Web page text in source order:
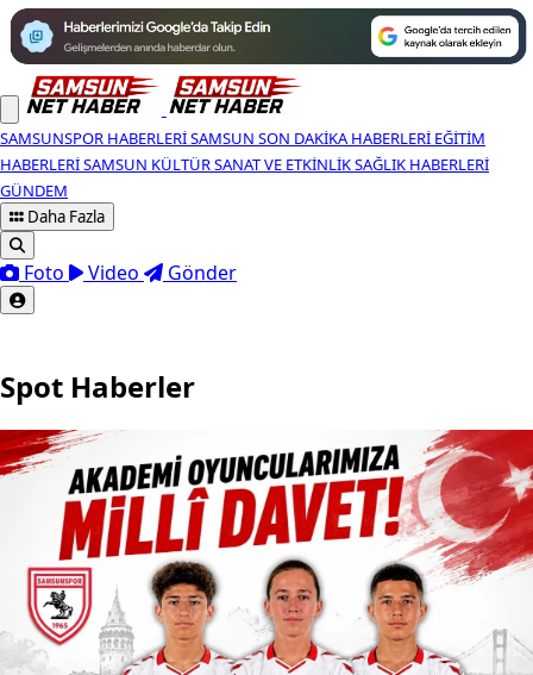
SAMSUNSPOR HABERLERISAMSUN SON DAKIKA HABERLERI EĞITIM
HABERLERISAMSUN KÜLTÜR SANAT VE ETKINLIKSAĞLIK HABERLERI
GÜNDEM
Daha Fazla
Foto Video Gönder
Spot Haberler